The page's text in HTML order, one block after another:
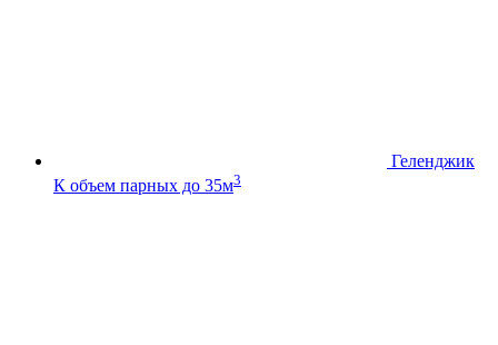
Геленджик
К объем парных до 35м3